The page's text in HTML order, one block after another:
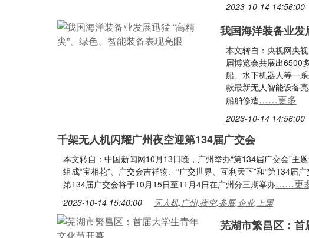
2023-10-14 14:56:00
我国海洋装备业
本文转自：央视网央
届博览会共展出6500
船、水下机器人等一
款最新无人智能设备
船舶修造……更多
2023-10-14 14:56:00
千架无人机闪耀广州夜空迎第134届广交会
本文转自：中国新闻网10月13日晚，广州举办“第134届广交会”主
组成“宝相花”、广交会吉祥物、“广交世界、互利天下”和“第134届
第134届广交会将于10月15日至11月4日在广州分三期举办……更
2023-10-14 15:40:00 无人机,广州,夜空,参展,企业,上届
芜湖市繁昌区：